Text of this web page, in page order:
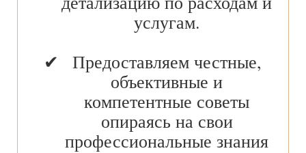
услугам.
Предоставляем честные,
объективные и
компетентные советы
опираясь на свои
профессиональные знания